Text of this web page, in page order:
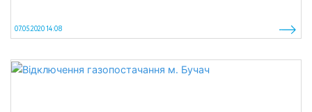
07.05.2020 14:08